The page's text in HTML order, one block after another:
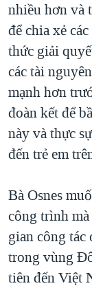
nhiều hơn và
để chia xẻ
thức giải
các tài
mạnh hơn
đoàn kết để
này và thực
đến trẻ em
Bà Osnes
công trình
gian công tác
trong vùng
tiên đến Việt